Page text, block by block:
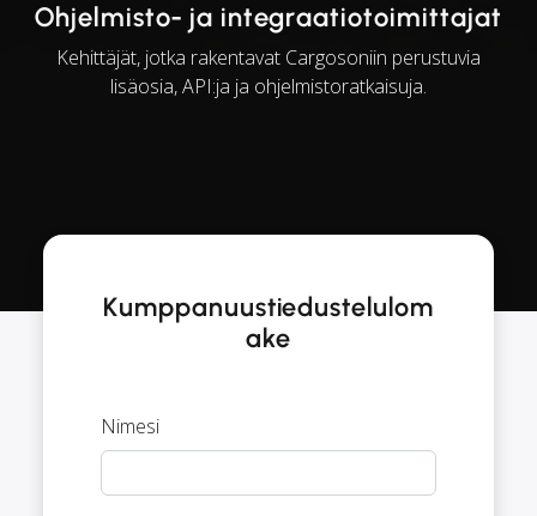
Ohjelmisto- ja integraatiotoimittajat
Kehittäjät, jotka rakentavat Cargosoniin perustuvia
lisäosia, API:ja ja ohjelmistoratkaisuja.
Kumppanuustiedustelulom
ake
Nimesi